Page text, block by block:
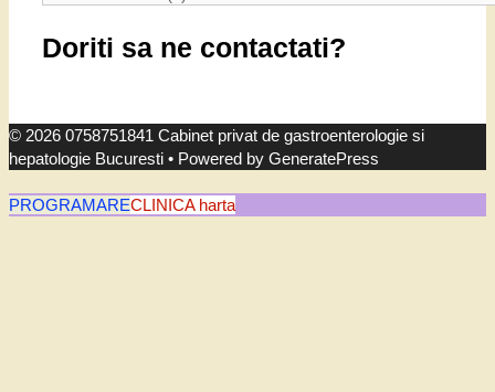
Doriti sa ne contactati?
© 2026 0758751841 Cabinet privat de gastroenterologie si
hepatologie Bucuresti • Powered by GeneratePress
PROGRAMARECLINICA harta